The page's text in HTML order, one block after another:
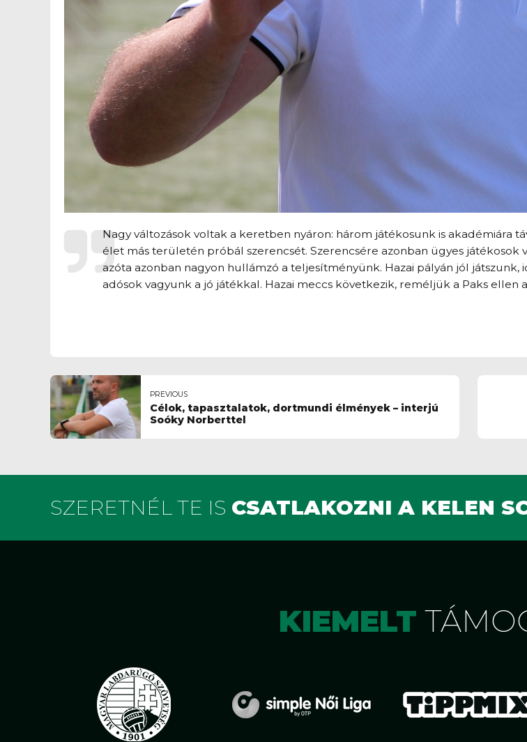
Nagy változások voltak a keretben nyáron: három játékosunk is akadémiára
élet más területén próbál szerencsét. Szerencsére azonban ügyes
azóta azonban nagyon hullámzó a teljesítményünk. Hazai pályán jól
adósok vagyunk a jó játékkal. Hazai meccs következik, reméljük a Paks
PREVIOUS
Célok, tapasztalatok, dortmundi élmények – interjú
Soóky Norberttel
SZERETNÉL TE IS CSATLAKOZNI A KELEN
KIEMELT